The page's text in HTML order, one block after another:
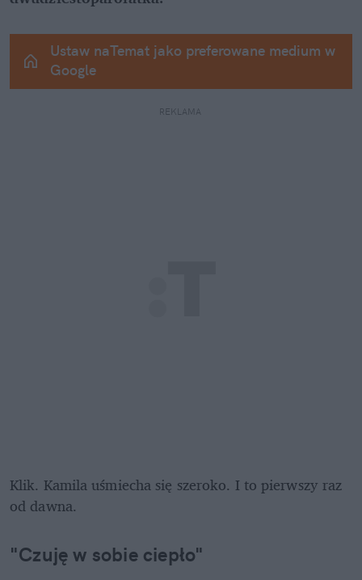
Ustaw naTemat jako preferowane medium w
Google
REKLAMA
Klik. Kamila uśmiecha się szeroko. I to pierwszy raz
od dawna.
"Czuję w sobie ciepło"